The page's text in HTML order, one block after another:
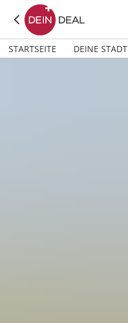
STARTSEITE DEINE STADT